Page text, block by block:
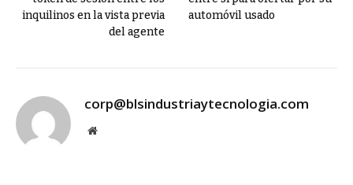
inquilinos en la vista previa
del agente
automóvil usado
corp@blsindustriaytecnologia.com
Website